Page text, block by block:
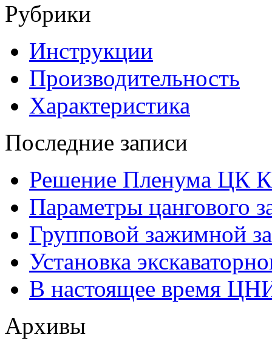
Рубрики
Инструкции
Производительность
Характеристика
Последние записи
Решение Пленума ЦК
Параметры цангового
Групповой зажимной
Установка
В настоящее время
Архивы